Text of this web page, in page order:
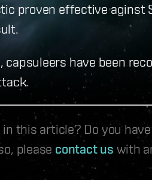
proven effective aginst
capsuleers have been
this article? Do you
please contact us with